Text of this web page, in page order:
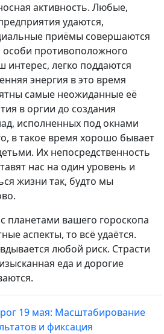
активность. Любые,
удаются,
приёмы совершаются
противоположного
легко поддаются
энергия в это время
самые неожиданные её
в оргии до создания
исполненных под окнами
в такое время хорошо бывает
Их непосредственность
нас на один уровень и
жизни так, будто мы
планетами вашего гороскопа
аспекты, то всё удаётся.
любой риск. Страсти
еда и дорогие
19 мая: Масштабирование
и фиксация